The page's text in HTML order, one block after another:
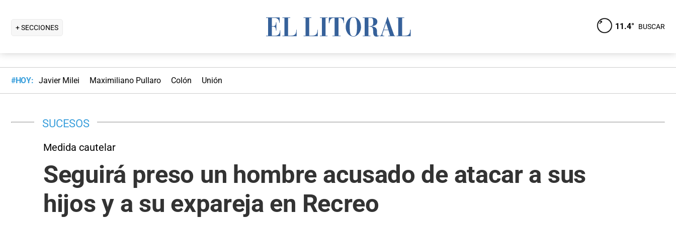
+ SECCIONES 11.4° BUSCAR
#HOY: Javier Milei Maximiliano Pullaro Colón Unión
SUCESOS
Medida cautelar
Seguirá preso un hombre acusado de atacar a sus
hijos y a su expareja en Recreo